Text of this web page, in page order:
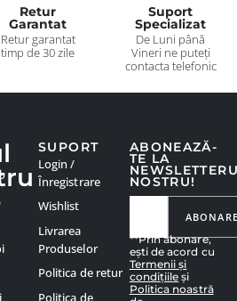
Retur
Garantat
Retur garantat
timp de 30 zile
Suport
Specializat
De Luni până
Vineri ne puteți
contacta telefonic
ABONEAZĂ-
TE LA
NOSTRU!
**Prin abonare,
ești de acord cu
Termenii și
condițiile și
Politica noastră
SUPORT
Login /
Înregistrare
Wishlist
Livrarea
Produselor
Politica de retur
Politica de